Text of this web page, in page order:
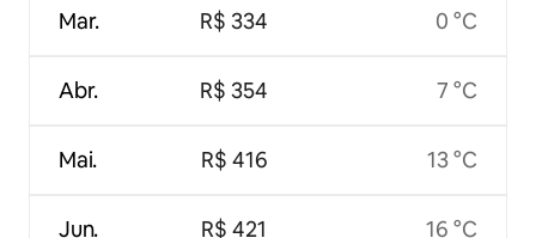
Mar.
Abr.
Mai.
Jun.
R$ 334
R$ 354
R$ 416
R$ 421
0 °C
7 °C
13 °C
16 °C